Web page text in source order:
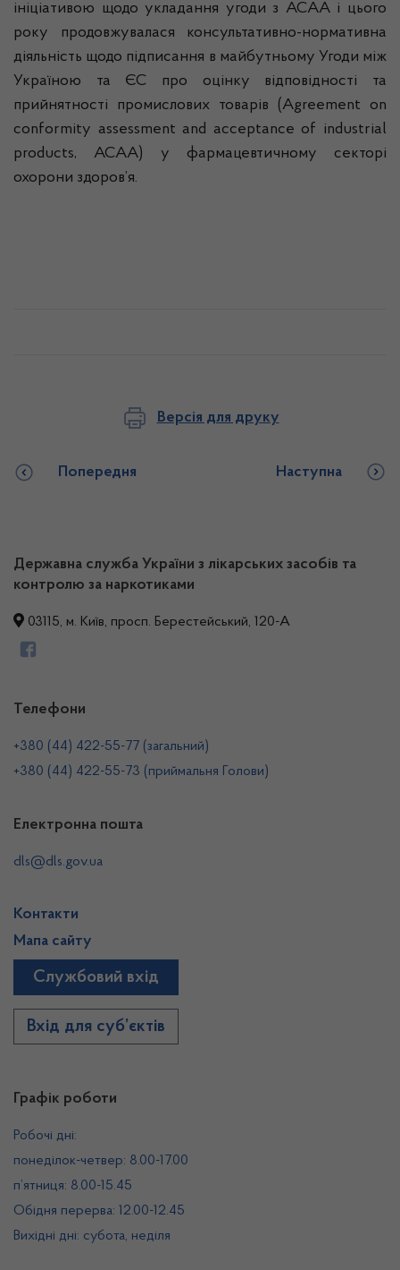
ініціативою щодо укладання угоди з АСАА і цього
року продовжувалася консультативно-нормативна
діяльність щодо підписання в майбутньому Угоди між
Україною та ЄС про оцінку відповідності та
прийнятності промислових товарів (Agreement
on
conformity assessment and acceptance of industrial
products, АСАА) у фармацевтичному секторі
охорони здоров’я.
Версія для друку
Попередня Наступна
Державна служба України з лікарських засобів та
контролю за наркотиками
03115, м. Київ, просп. Берестейський, 120-А
Графік роботи
Робочі дні:
понеділок-четвер: 8.00-17.00
п’ятниця: 8.00-15.45
Обідня перерва: 12.00-12.45
Вихідні дні: субота, неділя
Телефони
+380 (44) 422-55-77 (загальний)
+380 (44) 422-55-73 (приймальня Голови)
Електронна пошта
dls@dls.gov.ua
Контакти
Мапа сайту
Службовий вхід
Вхід для суб’єктів